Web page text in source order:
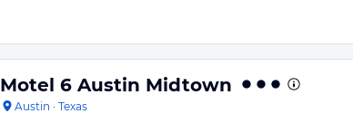
Motel 6 Austin Midtown
Austin · Texas